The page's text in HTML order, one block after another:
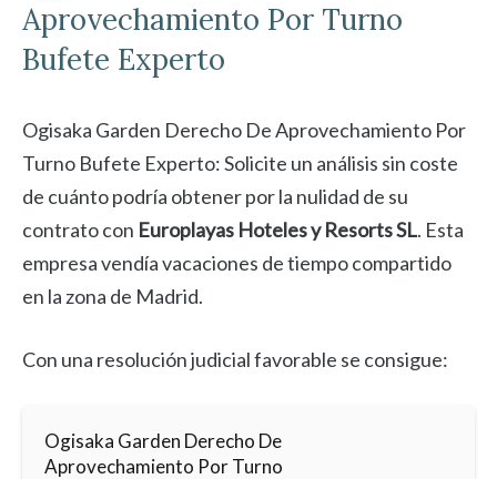
Aprovechamiento Por Turno
Bufete Experto
Ogisaka Garden Derecho De Aprovechamiento Por
Turno Bufete Experto: Solicite un análisis sin coste
de cuánto podría obtener por la nulidad de su
contrato con Europlayas Hoteles y Resorts SL. Esta
empresa vendía vacaciones de tiempo compartido
en la zona de Madrid.
Con una resolución judicial favorable se consigue:
Ogisaka Garden Derecho De
Aprovechamiento Por Turno